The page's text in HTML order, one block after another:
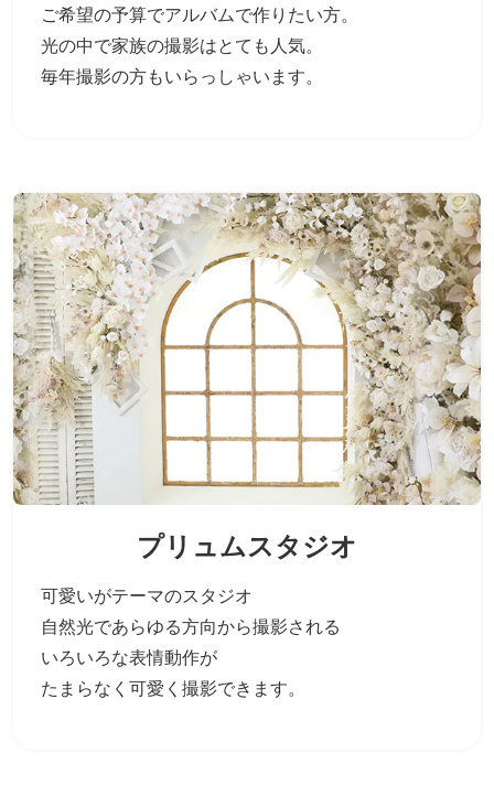
ご希望の予算でアルバムで作りたい方。
光の中で家族の撮影はとても人気。
毎年撮影の方もいらっしゃいます。
プリュムスタジオ
可愛いがテーマのスタジオ
自然光であらゆる方向から撮影される
いろいろな表情動作が
たまらなく可愛く撮影できます。